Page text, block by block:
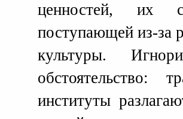
ценностей, их
поступающей из-за
культуры.
обстоятельство:
институты